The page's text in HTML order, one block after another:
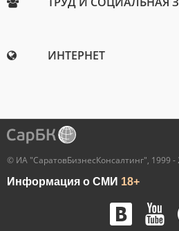
ИНТЕРНЕТ
© ИА "СаратовБизнесКонсалтинг", 1999 -
Информация о СМИ 18+